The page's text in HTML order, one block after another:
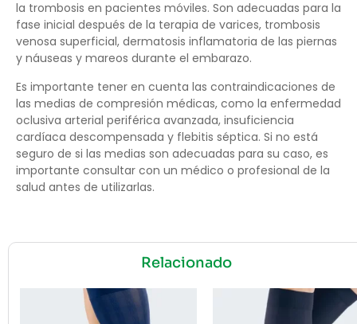
Relacionado
la trombosis en pacientes móviles. Son adecuadas para la
fase inicial después de la terapia de varices, trombosis
venosa superficial, dermatosis inflamatoria de las piernas
y náuseas y mareos durante el embarazo.
Es importante tener en cuenta las contraindicaciones de
las medias de compresión médicas, como la enfermedad
oclusiva arterial periférica avanzada, insuficiencia
cardíaca descompensada y flebitis séptica. Si no está
seguro de si las medias son adecuadas para su caso, es
importante consultar con un médico o profesional de la
salud antes de utilizarlas.